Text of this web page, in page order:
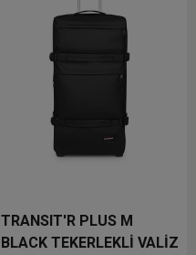
TRANSIT'R PLUS M
BLACK TEKERLEKLİ VALİZ